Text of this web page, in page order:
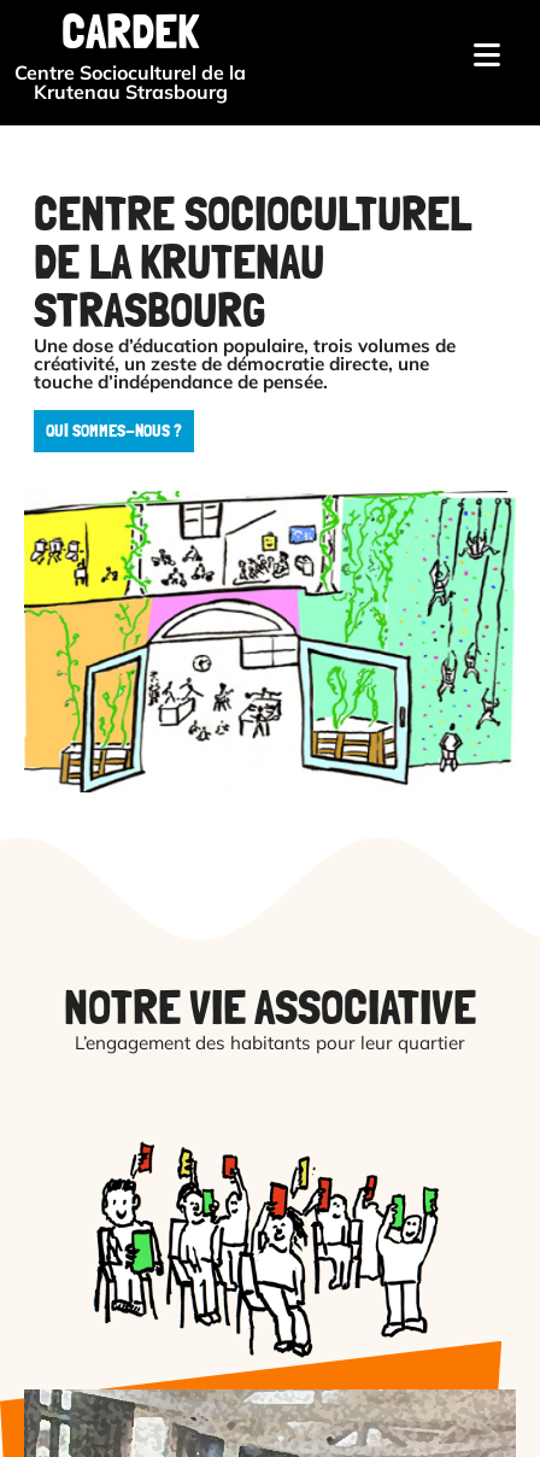
CARDEK
Centre Socioculturel de la
Krutenau Strasbourg
CENTRE SOCIOCULTUREL
DE LA KRUTENAU
STRASBOURG
Une dose d’éducation populaire, trois volumes de
créativité, un zeste de démocratie directe, une
touche d’indépendance de pensée.
QUI SOMMES-NOUS ?
NOTRE VIE ASSOCIATIVE
L’engagement des habitants pour leur quartier